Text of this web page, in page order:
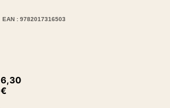
EAN : 9782017316503
6,30
€